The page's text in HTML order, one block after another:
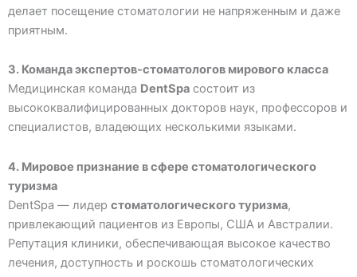
делает посещение стоматологии не напряженным и даже
приятным.
3. Команда экспертов-стоматологов мирового класса
Медицинская команда DentSpa состоит из
высококвалифицированных докторов наук, профессоров и
специалистов, владеющих несколькими языками.
4. Мировое признание в сфере стоматологического
туризма
DentSpa — лидер стоматологического туризма,
привлекающий пациентов из Европы, США и Австралии.
Репутация клиники, обеспечивающая высокое качество
лечения, доступность и роскошь стоматологических